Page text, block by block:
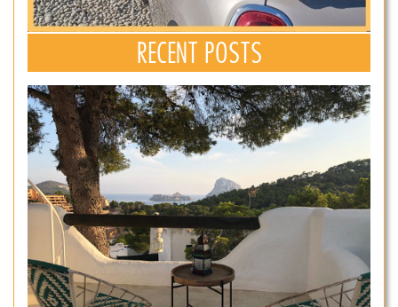
RECENT POSTS